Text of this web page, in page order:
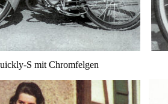
S mit Chromfelgen